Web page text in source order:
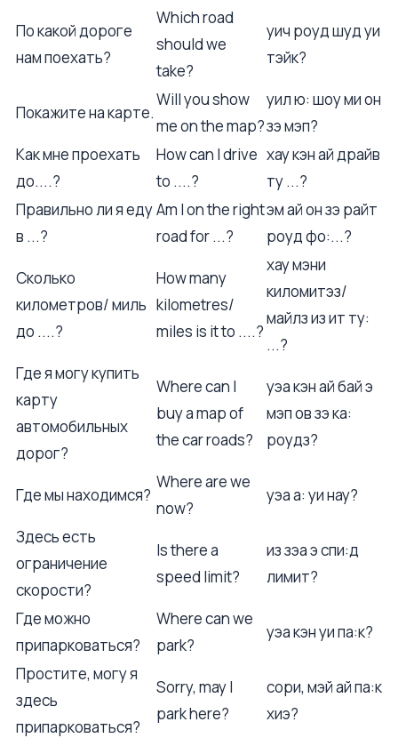
По какой дороге
нам поехать?
Which road
should we
take?
уич роуд шуд уи
тэйк?
Покажите на карте.
Will you show
me on the map?
уил ю: шоу ми он
зэ мэп?
Как мне проехать
до....?
How can I drive
to ....?
хау кэн ай драйв
ту ...?
Правильно ли я еду
в ...?
Am I on the right
road for ...?
эм ай он зэ райт
роуд фо:...?
Сколько
километров/ миль
до ....?
How many
kilometres/
miles is it to ....?
хау мэни
киломитэз/
майлз из ит ту:
...?
Где я могу купить
карту
автомобильных
дорог?
Where can I
buy a map of
the car roads?
уэа кэн ай бай э
мэп ов зэ ка:
роудз?
Где мы находимся?
Where are we
now?
уэа а: уи нау?
Здесь есть
ограничение
скорости?
Is there a
speed limit?
из зэа э спи:д
лимит?
Где можно
припарковаться?
Where can we
park?
уэа кэн уи па:к?
Простите, могу я
здесь
припарковаться?
Sorry, may I
park here?
сори, мэй ай па:к
хиэ?